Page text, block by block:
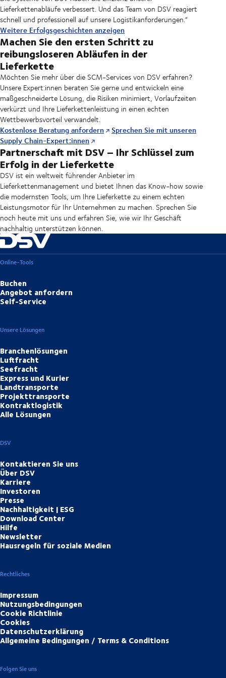
Lieferkettenabläufe verbessert. Und das Team von DSV reagiert
schnell und professionell auf unsere Logistikanforderungen.“
Weitere Erfolgsgeschichten anzeigen
Machen Sie den ersten Schritt zu
reibungsloseren Abläufen in der
Lieferkette
Möchten Sie mehr über die SCM-Services von DSV erfahren?
Unsere Expert:innen beraten Sie gerne und entwickeln eine
maßgeschneiderte Lösung, die Risiken minimiert, Vorlaufzeiten
verkürzt und Ihre Lieferkettenleistung in einen echten
Wettbewerbsvorteil verwandelt.
Kostenlose Beratung anfordern
Sprechen Sie mit unseren
Supply Chain-Expert:innen
Partnerschaft mit DSV – Ihr Schlüssel zum
Erfolg in der Lieferkette
DSV ist ein weltweit führender Anbieter im
Lieferkettenmanagement und bietet Ihnen das Know-how sowie
die modernsten Tools, um Ihre Lieferkette zu einem echten
Leistungsmotor für Ihr Unternehmen zu machen. Sprechen Sie
noch heute mit uns und erfahren Sie, wie wir Ihr Geschäft
nachhaltig unterstützen können.
Online-Tools
Buchen
Angebot anfordern
Self-Service
Unsere Lösungen
Branchenlösungen
Luftfracht
Seefracht
Express und Kurier
Landtransporte
Projekttransporte
Kontraktlogistik
Alle Lösungen
DSV
Kontaktieren Sie uns
Über DSV
Karriere
Investoren
Presse
Nachhaltigkeit | ESG
Download Center
Hilfe
Newsletter
Hausregeln für soziale Medien
Rechtliches
Impressum
Nutzungsbedingungen
Cookie Richtlinie
Cookies
Datenschutzerklärung
Allgemeine Bedingungen / Terms & Conditions
Folgen Sie uns